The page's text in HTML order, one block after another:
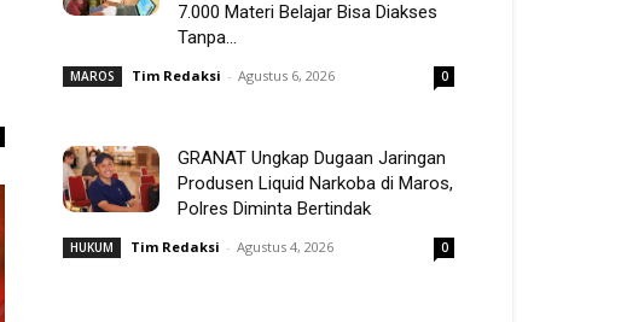
7.000 Materi Belajar Bisa Diakses
Tanpa...
MAROS Tim Redaksi - Agustus 6, 2026 0
GRANAT Ungkap Dugaan Jaringan
Produsen Liquid Narkoba di Maros,
Polres Diminta Bertindak
HUKUM Tim Redaksi - Agustus 4, 2026 0